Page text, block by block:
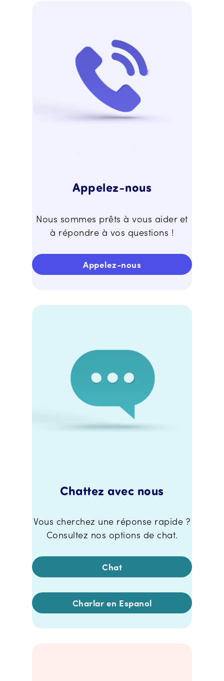
Appelez-nous
Nous sommes prêts à vous aider et
à répondre à vos questions !
Appelez-nous
Chattez avec nous
Vous cherchez une réponse rapide ?
Consultez nos options de chat.
Chat
Charlar en Espanol